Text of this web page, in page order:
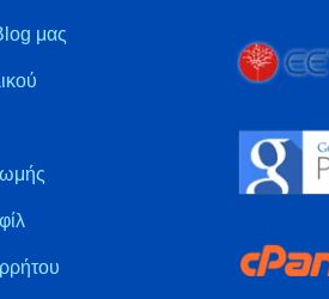
μας